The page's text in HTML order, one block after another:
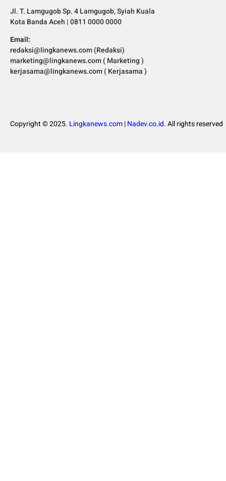
Jl. T. Lamgugob Sp. 4 Lamgugob, Syiah Kuala
Kota Banda Aceh | 0811 0000 0000
Email:
redaksi@lingkanews.com (Redaksi)
marketing@lingkanews.com ( Marketing )
kerjasama@lingkanews.com ( Kerjasama )
Copyright © 2025. Lingkanews.com|Nadev.co.id.All rights reserved